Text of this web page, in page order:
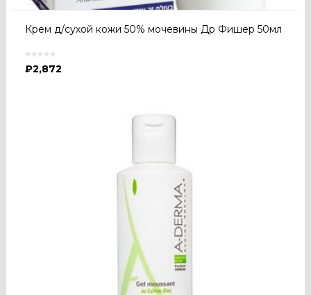
Крем д/сухой кожи 50% мочевины Др Фишер 50мл
₽2,872